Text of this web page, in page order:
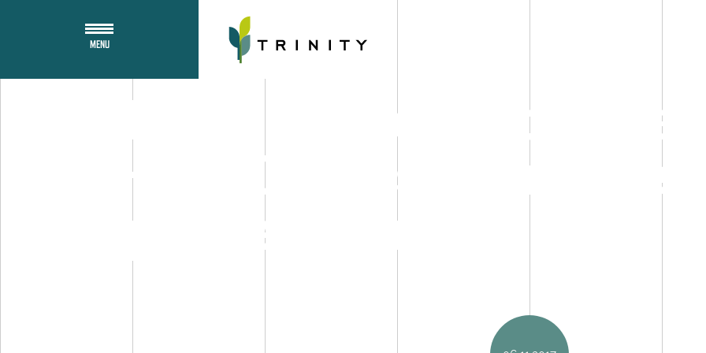
MENU
Décideurs d’Île-de-
– La Défense : première
pierre de Trinity